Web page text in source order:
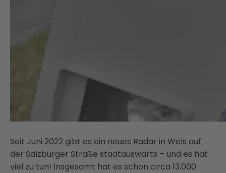
Seit Juni 2022 gibt es ein neues Radar in Wels auf
der Salzburger Straße stadtauswärts – und es hat
viel zu tun! Insgesamt hat es schon circa 13.000